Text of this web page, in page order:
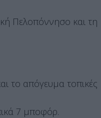
Πελοπόννησο και τη
το απόγευμα τοπικές
7 μποφόρ.